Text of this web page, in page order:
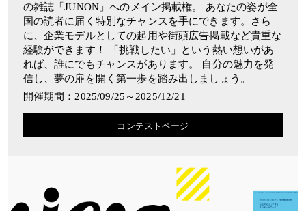
の雑誌「JUNON」へのメイン掲載権。 あなたの姿が全
国の読者に届く特別なチャンスを手にできます。さら
に、企業モデルとしての起用や街頭広告掲載など貴重な
経験ができます！ 「挑戦したい」という熱い想いがあ
れば、誰にでもチャンスがあります。 自分の魅力を発
信し、夢の扉を開く第一歩を踏み出しましょう。
開催期間：2025/09/25～2025/12/21
コンテストページ